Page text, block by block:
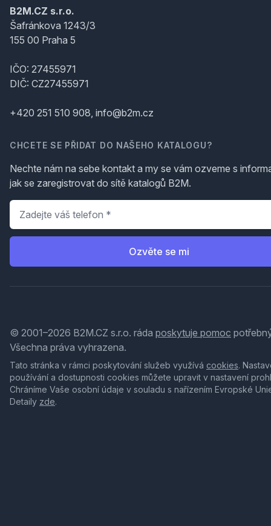
B2M.CZ s.r.o.
Šafránkova 1243/3
155 00 Praha 5
IČO: 27455971
DIČ: CZ27455971
+420 251 510 908, info@b2m.cz
CHCETE SE PŘIDAT DO NAŠEHO KATALOGU?
Nechte nám na sebe kontakt a my se vám ozveme s
jak se zaregistrovat do sítě katalogů B2M.
Telefon
Ozvěte se mi
© 2001–2026 B2M.CZ s.r.o. ráda poskytuje pomoc
Všechna práva vyhrazena.
Tato stránka v rámci poskytování služeb využívá cookies.
používání a dostupnosti cookies můžete upravit v nastavení
Chráníme Vaše osobní údaje v souladu s nařízením Evropské
Detaily zde.